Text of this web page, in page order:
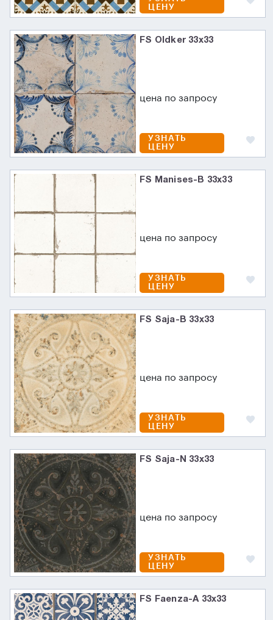
ЦЕНУ
FS Oldker 33x33
цена по запросу
УЗНАТЬ
ЦЕНУ
FS Manises-B 33x33
цена по запросу
УЗНАТЬ
ЦЕНУ
FS Saja-B 33x33
цена по запросу
УЗНАТЬ
ЦЕНУ
FS Saja-N 33x33
цена по запросу
УЗНАТЬ
ЦЕНУ
FS Faenza-A 33x33